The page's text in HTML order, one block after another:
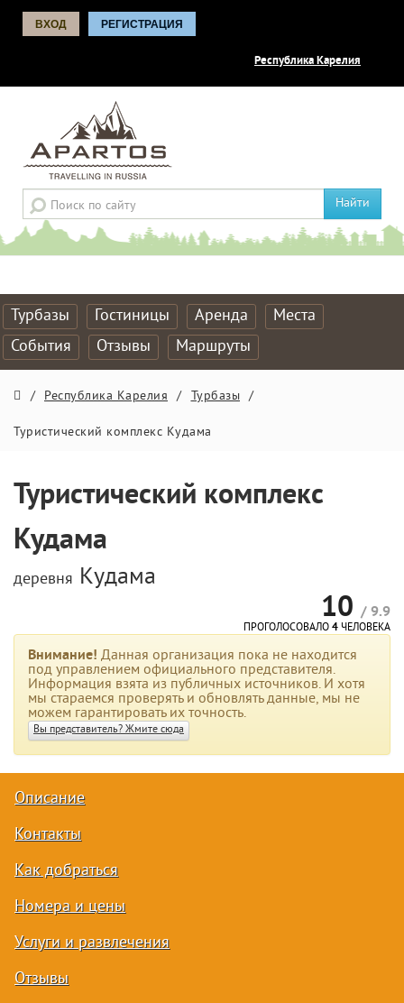
ВХОД РЕГИСТРАЦИЯ
Республика Карелия
Найти
Турбазы Гостиницы Аренда
Места
События
Отзывы Маршруты
/ Республика Карелия / Турбазы /
Туристический комплекс Кудама
Туристический комплекс
Кудама
деревня Кудама
10 / 9.9
ПРОГОЛОСОВАЛО 4 ЧЕЛОВЕКА
Внимание! Данная организация пока не находится
под управлением официального представителя.
Информация взята из публичных источников. И хотя
мы стараемся проверять и обновлять данные, мы не
можем гарантировать их точность.
Вы представитель? Жмите сюда
Описание
Контакты
Как добраться
Номера и цены
Услуги и развлечения
Отзывы